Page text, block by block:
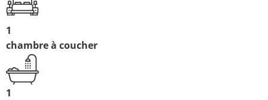
1
chambre à coucher
1